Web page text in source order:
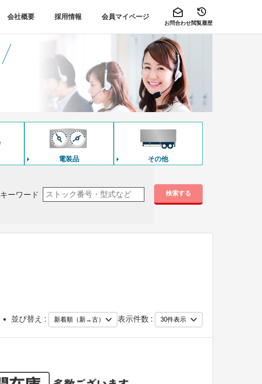
会社概要 採用情報 会員マイページ
お問合わせ閲覧履歴
電装品 その他
キーワード 検索する
並び替え : 表示件数 :